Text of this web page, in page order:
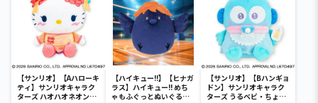
【サンリオ】【Aハローキ
ティ】サンリオキャラク
ターズ ハオハオネオンタ
【ハイキュー!!】【ヒナガ
ラス】ハイキュー!! めち
ゃもふぐっとぬいぐるみ
【サンリオ】【Bハンギョ
ドン】サンリオキャラク
ターズ うるベビ・ちょい